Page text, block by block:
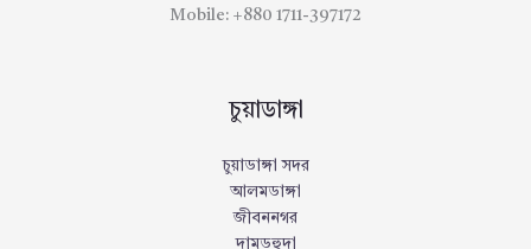
Mobile: +880 1711-397172
চুয়াডাঙ্গা
চুয়াডাঙ্গা সদর
আলমডাঙ্গা
জীবননগর
দামুড়হুদা